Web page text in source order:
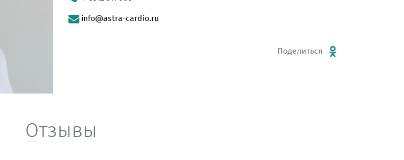
info@astra-cardio.ru
Поделиться
Отзывы